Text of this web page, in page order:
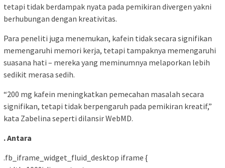
tetapi tidak berdampak nyata pada pemikiran divergen yakni
berhubungan dengan kreativitas.
Para peneliti juga menemukan, kafein tidak secara signifikan
memengaruhi memori kerja, tetapi tampaknya memengaruhi
suasana hati – mereka yang meminumnya melaporkan lebih
sedikit merasa sedih.
“200 mg kafein meningkatkan pemecahan masalah secara
signifikan, tetapi tidak berpengaruh pada pemikiran kreatif,”
kata Zabelina seperti dilansir WebMD.
. Antara
.fb_iframe_widget_fluid_desktop iframe {